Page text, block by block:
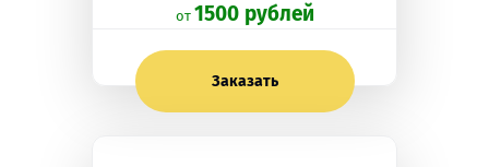
oт 1500 рублей
Заказать